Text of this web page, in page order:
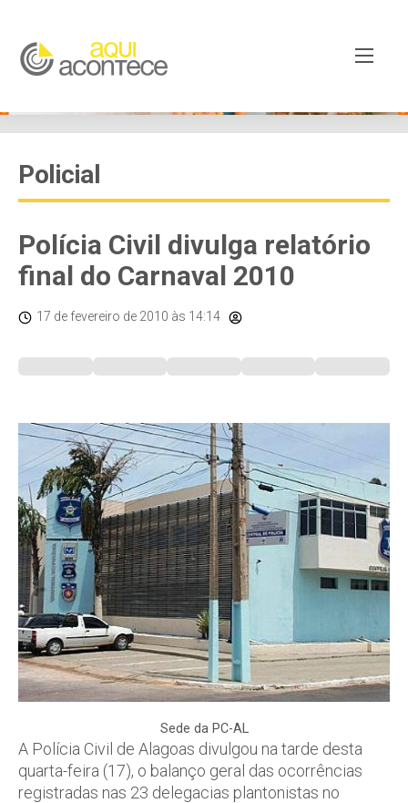
Policial
Polícia Civil divulga relatório
final do Carnaval 2010
17 de fevereiro de 2010 às 14:14
Sede da PC-AL
A Polícia Civil de Alagoas divulgou na tarde desta
quarta-feira (17), o balanço geral das ocorrências
registradas nas 23 delegacias plantonistas no